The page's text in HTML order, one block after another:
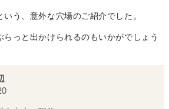
う、意外な穴場のご紹介でした。
らっと出かけられるのもいかがでしょう